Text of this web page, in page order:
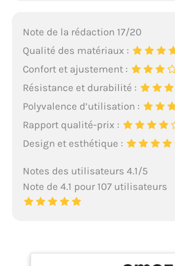
Note de la rédaction 17/20
Qualité des matériaux :
Confort et ajustement :
Résistance et durabilité :
Polyvalence d’utilisation :
Rapport qualité-prix :
Design et esthétique :
Notes des utilisateurs 4.1/5
Note de 4.1 pour 107 utilisateurs